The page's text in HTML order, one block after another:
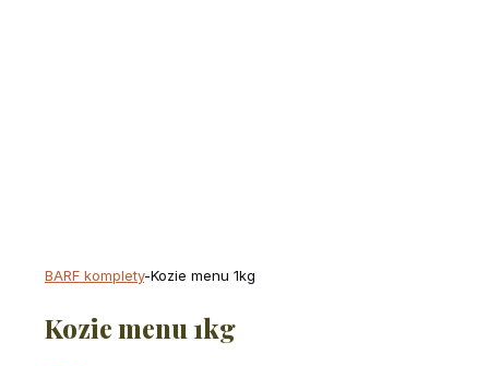
BARF komplety-Kozie menu 1kg
Kozie menu 1kg